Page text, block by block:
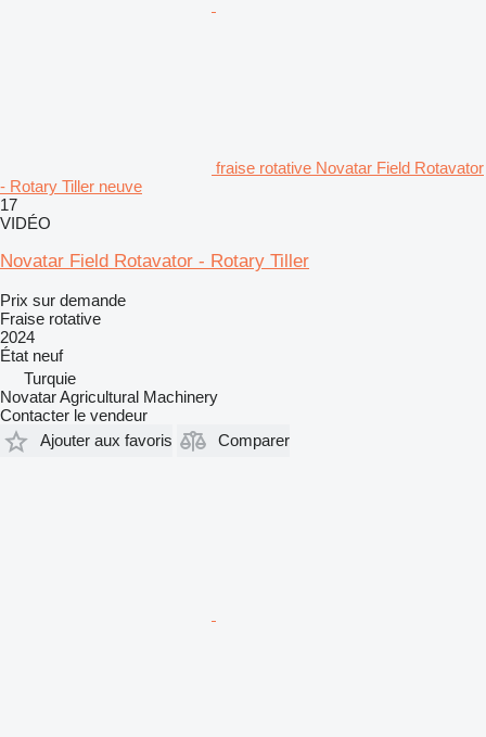
fraise rotative Novatar Field Rotavator
- Rotary Tiller neuve
17
VIDÉO
Novatar Field Rotavator - Rotary Tiller
Prix sur demande
Fraise rotative
2024
État neuf
Turquie
Novatar Agricultural Machinery
Contacter le vendeur
Ajouter aux favoris
Comparer